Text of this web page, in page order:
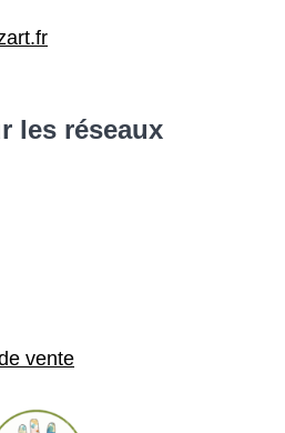
les réseaux
vente